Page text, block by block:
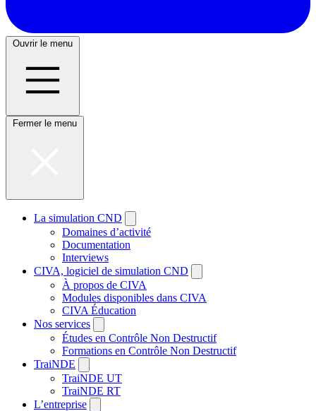
Ouvrir le menu
Fermer le menu
La simulation CND
Domaines d’activité
Documentation
Interviews
CIVA, logiciel de simulation CND
À propos de CIVA
Modules disponibles dans CIVA
CIVA Éducation
Nos services
Études en Contrôle Non Destructif
Formations en Contrôle Non Destructif
TraiNDE
TraiNDE UT
TraiNDE RT
L’entreprise